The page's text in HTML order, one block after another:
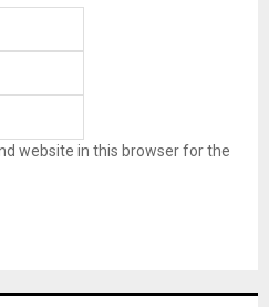
website in this browser for the